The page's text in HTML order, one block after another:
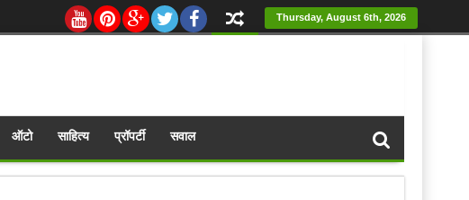
Thursday, August 6th, 2026
ऑटो साहित्य प्रॉपर्टी सवाल